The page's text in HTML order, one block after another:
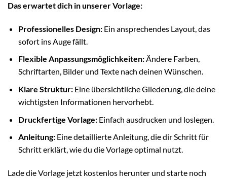
Das erwartet dich in unserer Vorlage:
Professionelles Design:Ein ansprechendes Layout, das
sofort ins Auge fällt.
Flexible Anpassungsmöglichkeiten:Ändere Farben,
Schriftarten, Bilder und Texte nach deinen Wünschen.
Klare Struktur:Eine übersichtliche Gliederung, die deine
wichtigsten Informationen hervorhebt.
Druckfertige Vorlage:Einfach ausdrucken und loslegen.
Anleitung:Eine detaillierte Anleitung, die dir Schritt für
Schritt erklärt, wie du die Vorlage optimal nutzt.
Lade die Vorlage jetzt kostenlos herunter und starte noch